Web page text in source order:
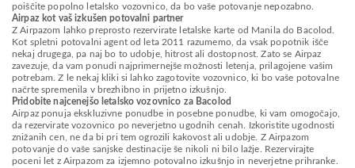
poiščite popolno letalsko vozovnico, da bo vaše potovanje nepozabno.
Airpaz kot vaš izkušen potovalni partner
Z Airpazom lahko preprosto rezervirate letalske karte od Manila do Bacolod.
Kot spletni potovalni agent od leta 2011 razumemo, da vsak popotnik išče
nekaj drugega, pa naj bo to udobje, hitrost ali dostopnost. Zato se Airpaz
zavezuje, da vam ponudi najprimernejše možnosti letenja, prilagojene vašim
potrebam. Z le nekaj kliki si lahko zagotovite vozovnico, ki bo vaše potovalne
načrte spremenila v brezhibno in prijetno izkušnjo.
Pridobite najcenejšo letalsko vozovnico za Bacolod
Airpaz ponuja ekskluzivne ponudbe in posebne ponudbe, ki vam omogočajo,
da rezervirate vozovnico po neverjetno ugodnih cenah. Izkoristite ugodnosti
znižanih cen, ne da bi pri tem ogrozili kakovost ali udobje. Z Airpazom
potovanje do vaše sanjske destinacije še nikoli ni bilo lažje. Rezervirajte
poceni let z Airpazom za izjemno potovalno izkušnjo in neverjetne prihranke.